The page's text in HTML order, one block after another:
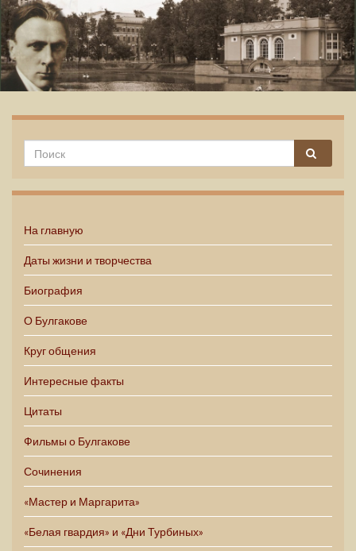
На главную
Даты жизни и творчества
Биография
О Булгакове
Круг общения
Интересные факты
Цитаты
Фильмы о Булгакове
Сочинения
«Мастер и Маргарита»
«Белая гвардия» и «Дни Турбиных»